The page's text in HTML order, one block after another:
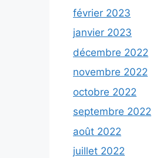
février 2023
janvier 2023
décembre 2022
novembre 2022
octobre 2022
septembre 2022
août 2022
juillet 2022